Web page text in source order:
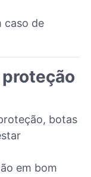
caso de
botas
em bom